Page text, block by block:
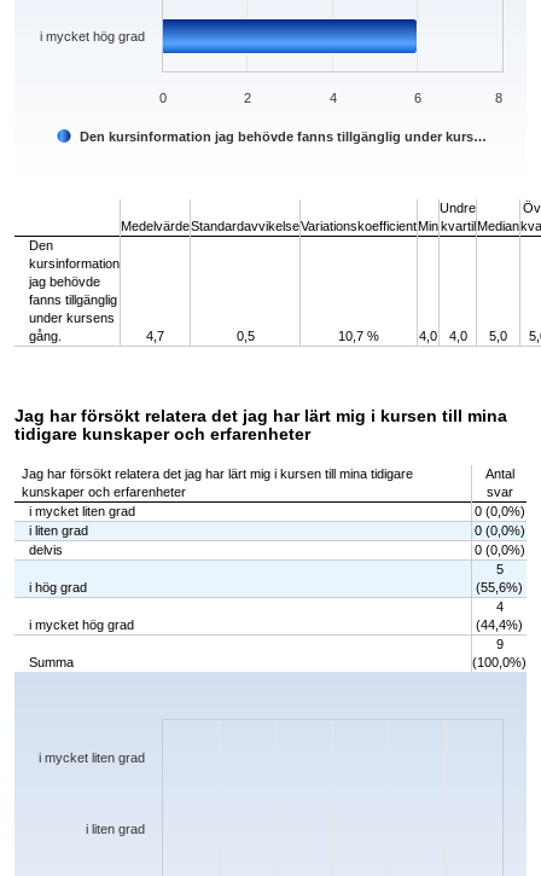
Den kursinformation jag behövde fanns tillgänglig under kurs…
i mycket hög grad
0 2 4 6 8
MedelvärdeStandardavvikelseVariationskoefficientMin
Undre
kvartilMedian
Den
kursinformation
jag behövde
fanns tillgänglig
under kursens
gång.
4,7 0,5 10,7 % 4,0 4,0 5,0
Jag har försökt relatera det jag har lärt mig i kursen till mina
tidigare kunskaper och erfarenheter
Jag har försökt relatera det jag har lärt mig i kursen till mina tidigare
kunskaper och erfarenheter
Antal
svar
i mycket liten grad
0 (0,0%)
i liten grad
0 (0,0%)
delvis
0 (0,0%)
i hög grad
5
(55,6%)
i mycket hög grad
4
(44,4%)
Summa
9
(100,0%)
Chart
The chart has 1 X axis displaying categories.
i liten grad
i mycket liten grad